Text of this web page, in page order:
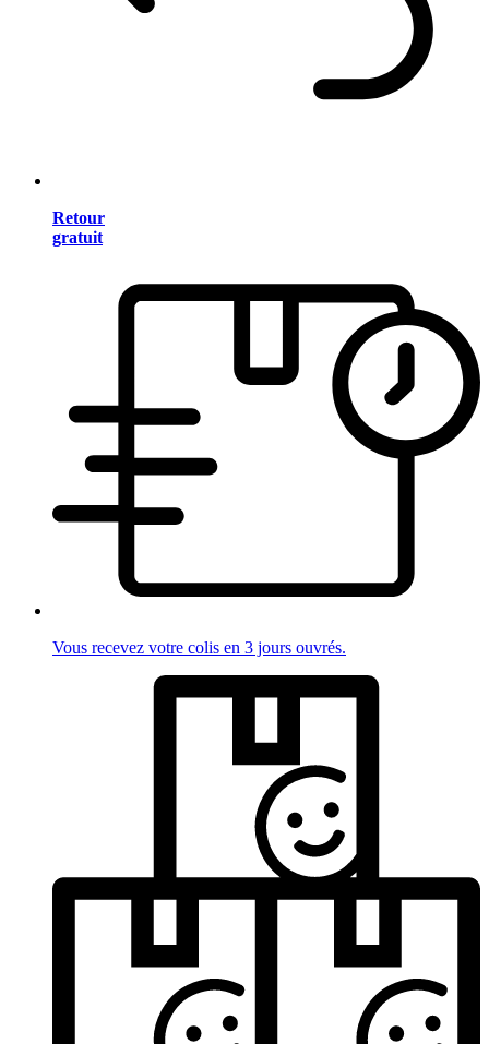
Retour
gratuit
Vous recevez votre colis en 3 jours ouvrés.